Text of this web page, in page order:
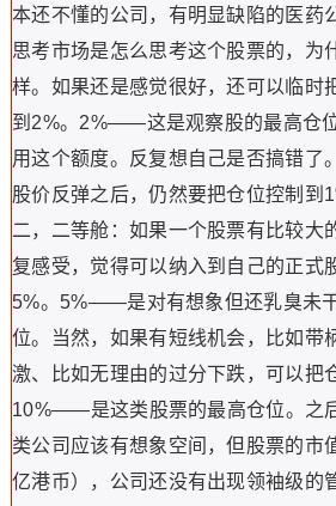
本还不懂的公司，有明显缺陷的医药
思考市场是怎么思考这个股票的，为
样。如果还是感觉很好，还可以临时
到2%。2%——这是观察股的最高仓
用这个额度。反复想自己是否搞错了
股价反弹之后，仍然要把仓位控制到
二，二等舱：如果一个股票有比较大
复感受，觉得可以纳入到自己的正式
5%。5%——是对有想象但还乳臭未
位。当然，如果有短线机会，比如带
激、比如无理由的过分下跌，可以把
10%——是这类股票的最高仓位。之
类公司应该有想象空间，但股票的市
亿港币），公司还没有出现领袖级的